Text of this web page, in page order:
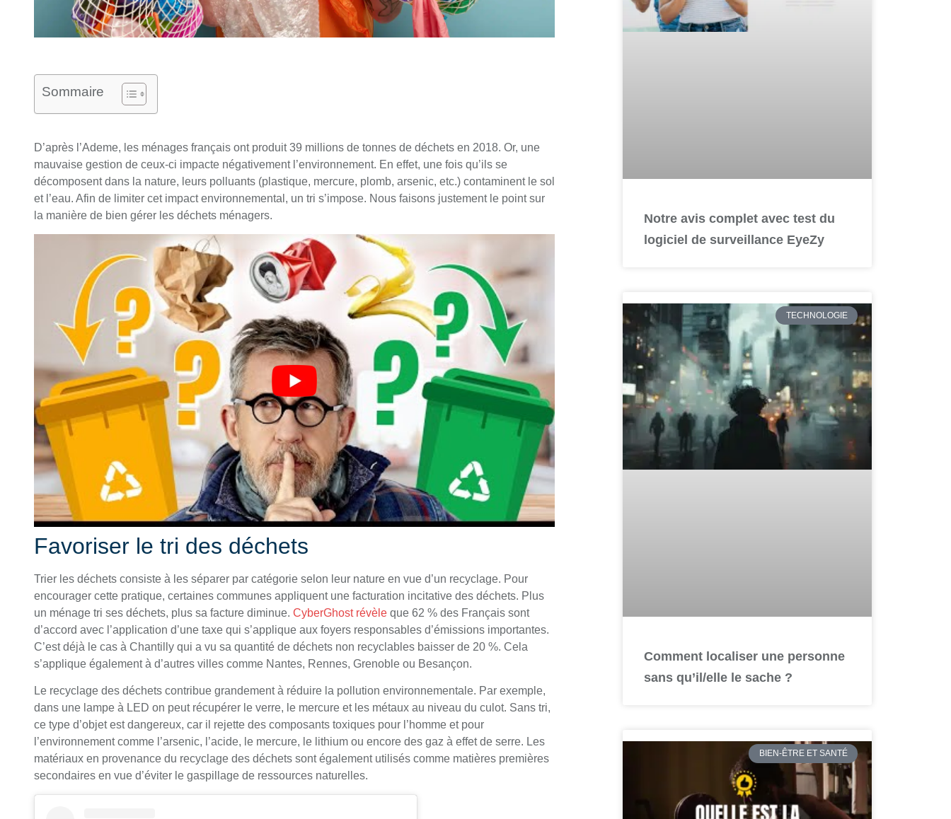
Sommaire
D’après l’Ademe, les ménages français ont produit 39 millions de tonnes de déchets en 2018. Or, une
mauvaise gestion de ceux-ci impacte négativement l’environnement. En effet, une fois qu’ils se
décomposent dans la nature, leurs polluants (plastique, mercure, plomb, arsenic, etc.) contaminent le sol
et l’eau. Afin de limiter cet impact environnemental, un tri s’impose. Nous faisons justement le point sur
la manière de bien gérer les déchets ménagers.
Favoriser le tri des déchets
Trier les déchets consiste à les séparer par catégorie selon leur nature en vue d’un recyclage. Pour
encourager cette pratique, certaines communes appliquent une facturation incitative des déchets. Plus
un ménage tri ses déchets, plus sa facture diminue. CyberGhost révèle que 62 % des Français sont
d’accord avec l’application d’une taxe qui s’applique aux foyers responsables d’émissions importantes.
C’est déjà le cas à Chantilly qui a vu sa quantité de déchets non recyclables baisser de 20 %. Cela
s’applique également à d’autres villes comme Nantes, Rennes, Grenoble ou Besançon.
Le recyclage des déchets contribue grandement à réduire la pollution environnementale. Par exemple,
dans une lampe à LED on peut récupérer le verre, le mercure et les métaux au niveau du culot. Sans tri,
ce type d’objet est dangereux, car il rejette des composants toxiques pour l’homme et pour
l’environnement comme l’arsenic, l’acide, le mercure, le lithium ou encore des gaz à effet de serre. Les
matériaux en provenance du recyclage des déchets sont également utilisés comme matières premières
secondaires en vue d’éviter le gaspillage de ressources naturelles.
Notre avis complet avec test du
logiciel de surveillance EyeZy
TECHNOLOGIE
Comment localiser une personne
sans qu’il/elle le sache ?
BIEN-ÊTRE ET SANTÉ